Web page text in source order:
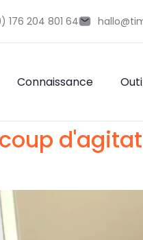
176 204 801 64
Connaissance